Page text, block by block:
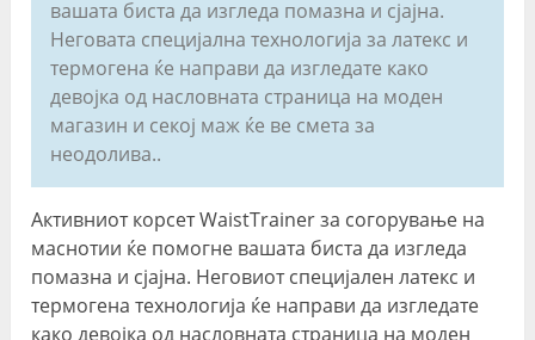
вашата биста да изгледа помазна и сјајна.
Неговата специјална технологија за латекс и
термогена ќе направи да изгледате како
девојка од насловната страница на моден
магазин и секој маж ќе ве смета за
неодолива..
Активниот корсет WaistTrainer за согорување на
маснотии ќе помогне вашата биста да изгледа
помазна и сјајна. Неговиот специјален латекс и
термогена технологија ќе направи да изгледате
како девојка од насловната страница на моден